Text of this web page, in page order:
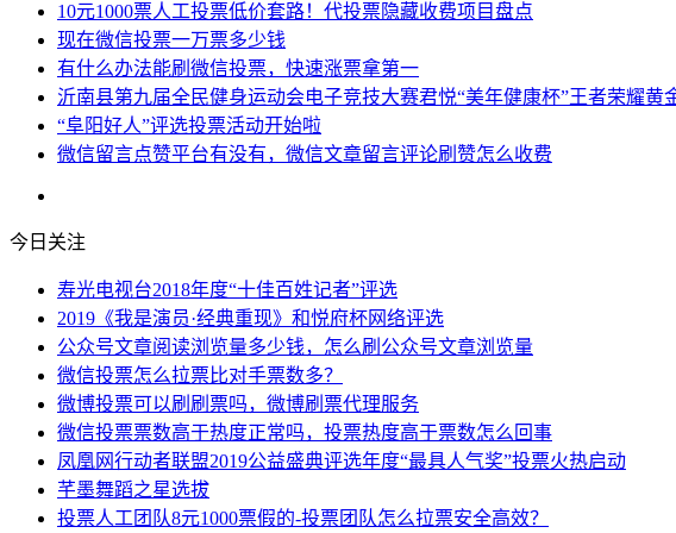
10元1000票人工投票低价套路！代投票隐藏收费项目盘点
现在微信投票一万票多少钱
有什么办法能刷微信投票，快速涨票拿第一
沂南县第九届全民健身运动会电子竞技大赛君悦“美年健康杯”王者荣耀黄
“阜阳好人”评选投票活动开始啦
微信留言点赞平台有没有，微信文章留言评论刷赞怎么收费
今日关注
寿光电视台2018年度“十佳百姓记者”评选
2019《我是演员·经典重现》和悦府杯网络评选
公众号文章阅读浏览量多少钱，怎么刷公众号文章浏览量
微信投票怎么拉票比对手票数多？
微博投票可以刷刷票吗，微博刷票代理服务
微信投票票数高于热度正常吗，投票热度高于票数怎么回事
凤凰网行动者联盟2019公益盛典评选年度“最具人气奖”投票火热启动
芊墨舞蹈之星选拔
投票人工团队8元1000票假的-投票团队怎么拉票安全高效？